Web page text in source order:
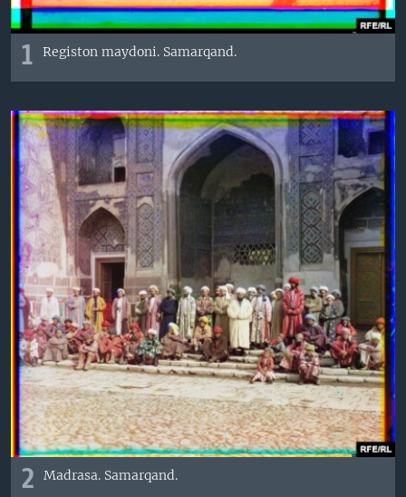
1 Registon maydoni. Samarqand.
2 Madrasa. Samarqand.